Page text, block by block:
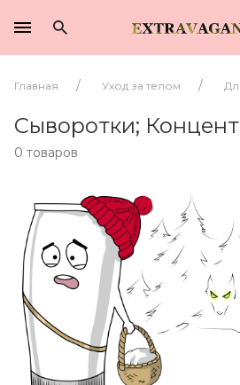
Главная Уход за телом
Сыворотки;
0 товаров